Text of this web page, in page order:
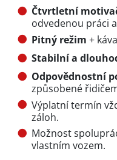
Čtvrtletní
odvedenou práci
Pitný režim +
Stabilní a
Odpovědnostní
způsobené
Výplatní termín
záloh.
Možnost
vlastním vozem.